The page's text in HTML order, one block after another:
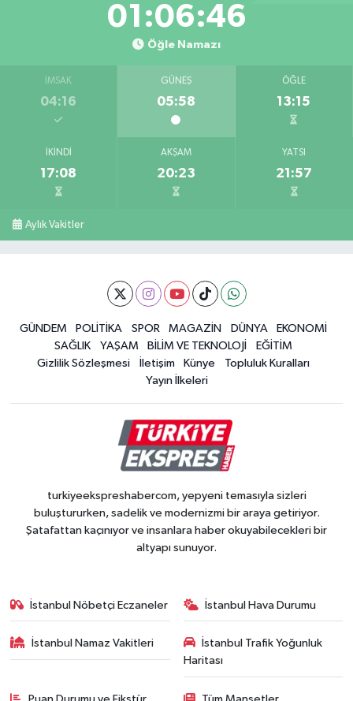
01:06:45
Öğle Namazı
İMSAK
04:16
GÜNEŞ
05:58
ÖĞLE
13:15
İKINDI
17:08
AKŞAM
20:23
YATSI
21:57
Aylık Vakitler
GÜNDEM POLİTİKA SPOR MAGAZİN DÜNYA
EKONOMİ
SAĞLIK
YAŞAM BİLİM VE TEKNOLOJİ
EĞİTİM
Gizlilik Sözleşmesi
İletişim Künye
Topluluk Kuralları
Yayın İlkeleri
turkiyeekspreshabercom, yepyeni temasıyla sizleri
buluştururken, sadelik ve modernizmi bir araya getiriyor.
Şatafattan kaçınıyor ve insanlara haber okuyabilecekleri bir
altyapı sunuyor.
İstanbul Nöbetçi Eczaneler İstanbul Hava Durumu
İstanbul Namaz Vakitleri
İstanbul Trafik Yoğunluk
Haritası
Puan Durumu ve Fikstür Tüm Manşetler